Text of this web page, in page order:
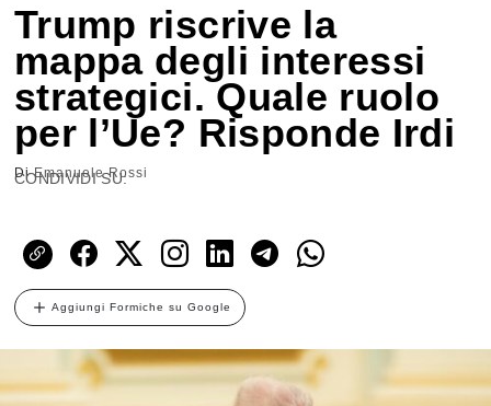
Trump riscrive la
mappa degli interessi
strategici. Quale ruolo
per l’Ue? Risponde Irdi
DiEmanuele Rossi
CONDIVIDI SU:
Aggiungi Formiche su Google